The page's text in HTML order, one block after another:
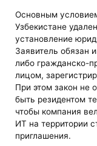
Основным
Узбекистане
установление
Заявитель обязан
либо гражданско-
лицом,
При этом закон не
быть резидентом
чтобы компания
ИТ на территории
приглашения.